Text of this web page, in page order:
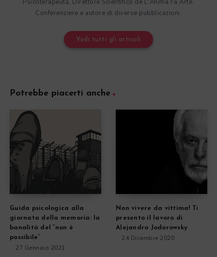
Psicoterapeuta, Direttore Scientifico de L'Anima Fa Arte.
Conferenziere e autore di diverse pubblicazioni.
Vedi tutti gli articoli
Potrebbe piacerti anche
Guida psicologica alla
giornata della memoria: la
banalità del “non è
possibile”
27 Gennaio 2021
Non vivere da vittima! Ti
presento il lavoro di
Alejandro Jodorowsky
24 Dicembre 2020